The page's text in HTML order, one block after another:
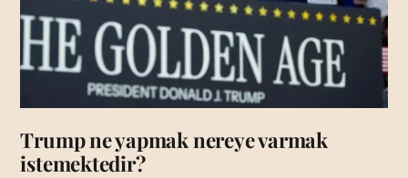
Trump ne yapmak nereye varmak
istemektedir?